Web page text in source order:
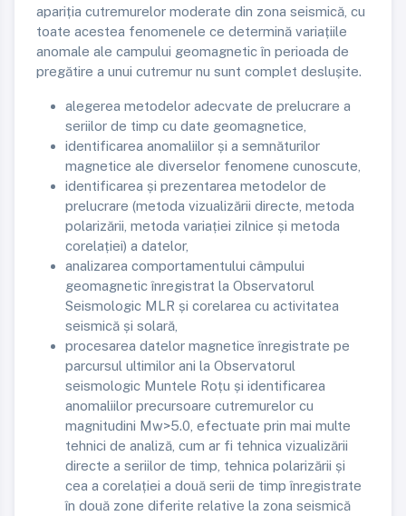
apariția cutremurelor moderate din zona seismică, cu
toate acestea fenomenele ce determină variațiile
anomale ale campului geomagnetic în perioada de
pregătire a unui cutremur nu sunt complet deslușite.
alegerea metodelor adecvate de prelucrare a
seriilor de timp cu date geomagnetice,
identificarea anomaliilor și a semnăturilor
magnetice ale diverselor fenomene cunoscute,
identificarea și prezentarea metodelor de
prelucrare (metoda vizualizării directe, metoda
polarizării, metoda variației zilnice și metoda
corelației) a datelor,
analizarea comportamentului câmpului
geomagnetic înregistrat la Observatorul
Seismologic MLR și corelarea cu activitatea
seismică și solară,
procesarea datelor magnetice înregistrate pe
parcursul ultimilor ani la Observatorul
seismologic Muntele Roțu și identificarea
anomaliilor precursoare cutremurelor cu
magnitudini Mw>5.0, efectuate prin mai multe
tehnici de analiză, cum ar fi tehnica vizualizării
directe a seriilor de timp, tehnica polarizării și
cea a corelației a două serii de timp înregistrate
în două zone diferite relative la zona seismică